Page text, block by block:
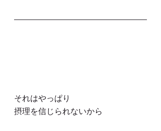
それはやっぱり
摂理を信じられないから